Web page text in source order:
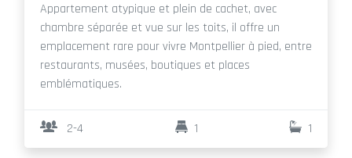
Appartement atypique et plein de cachet, avec
chambre séparée et vue sur les toits, il offre un
emplacement rare pour vivre Montpellier à pied, entre
restaurants, musées, boutiques et places
emblématiques.
2-4 1 1